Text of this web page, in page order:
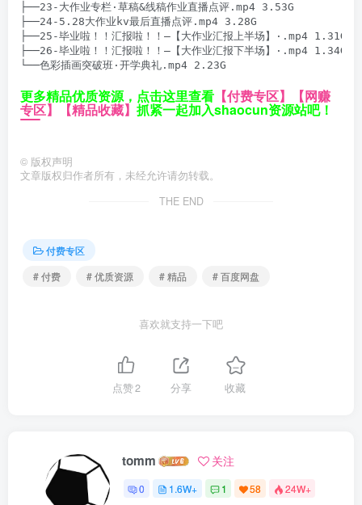
├──23-大作业专栏·草稿&线稿作业直播点评.mp4 3.53G
├──24-5.28大作业kv最后直播点评.mp4 3.28G
├──25-毕业啦！！汇报啦！！–【大作业汇报上半场】·.mp4 1.31G
├──26-毕业啦！！汇报啦！！–【大作业汇报下半场】·.mp4 1.34G
└──色彩插画突破班·开学典礼.mp4 2.23G
更多精品优质资源，点击这里查看 【付费专区】 【网赚
专区】 【精品收藏】 抓紧一起加入shaocun资源站吧！
© 版权声明
文章版权归作者所有，未经允许请勿转载。
THE END
付费专区
# 付费
# 优质资源 # 精品 # 百度网盘
喜欢就支持一下吧
点赞2 分享 收藏
tomm 关注
0 1.6W+ 1 58 24W+